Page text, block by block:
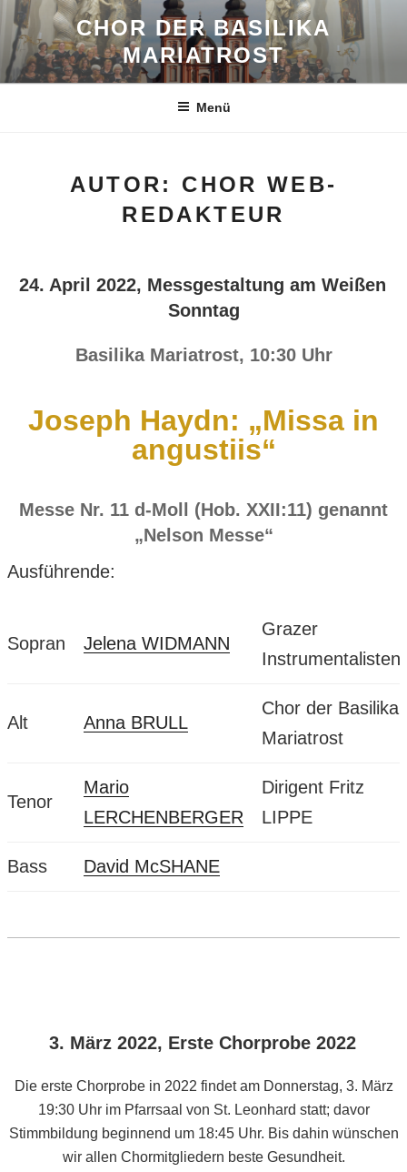
Zum
Inhalt
springen
CHOR DER BASILIKA
MARIATROST
Menü
AUTOR: CHOR WEB-
REDAKTEUR
VERÖFFENTLICHT
AM
24. April 2022, Messgestaltung am Weißen
Sonntag
Basilika Mariatrost, 10:30 Uhr
Joseph Haydn: „Missa in
angustiis“
Messe Nr. 11 d-Moll (Hob. XXII:11) genannt
„Nelson Messe“
Ausführende:
Sopran Jelena WIDMANN
Grazer
Instrumentalisten
Alt Anna BRULL
Chor der Basilika
Mariatrost
Tenor
Mario
LERCHENBERGER
Dirigent Fritz
LIPPE
Bass David McSHANE
VERÖFFENTLICHT
AM
3. März 2022, Erste Chorprobe 2022
Die erste Chorprobe in 2022 findet am Donnerstag, 3. März
19:30 Uhr im Pfarrsaal von St. Leonhard statt; davor
Stimmbildung beginnend um 18:45 Uhr. Bis dahin wünschen
wir allen Chormitgliedern beste Gesundheit.